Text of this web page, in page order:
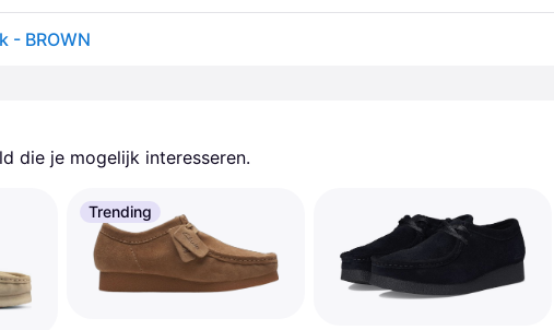
- BROWN
die je mogelijk interesseren.
Trending